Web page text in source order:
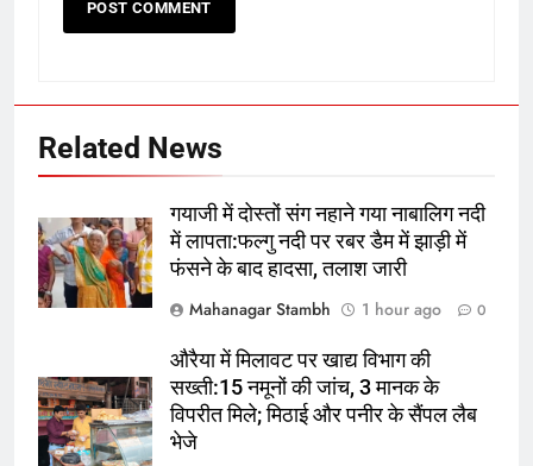
Related News
गयाजी में दोस्तों संग नहाने गया नाबालिग नदी
में लापता:फल्गु नदी पर रबर डैम में झाड़ी में
फंसने के बाद हादसा, तलाश जारी
Mahanagar Stambh
1 hour ago 0
औरैया में मिलावट पर खाद्य विभाग की
सख्ती:15 नमूनों की जांच, 3 मानक के
विपरीत मिले; मिठाई और पनीर के सैंपल लैब
भेजे
कंटेंट और डीप फेक रोकने में भी नाकाम
तकनीक
माना जाएगा- ईरान युद्ध के बीच तीन
मुस्लिम देशों ने एक साथ किया ऐलान
विश्व
7
भारतीय मूल के अनिल मेनन ने 6.5 घंटे
स्पेसवाक की:जेसिका मीर के साथ स्पेस
बिजली सप्लाई 30% बढ़ेगी
8
अरबी के पत्तों के पकोड़े, इतने क्रिस्पी